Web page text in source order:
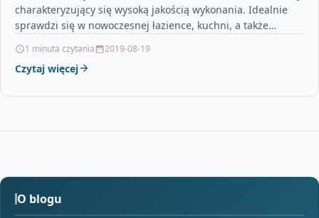
charakteryzujący się wysoką jakością wykonania. Idealnie
sprawdzi się w nowoczesnej łazience, kuchni, a także…
1 minuta czytania 2019-08-19
Czytaj więcej
O blogu